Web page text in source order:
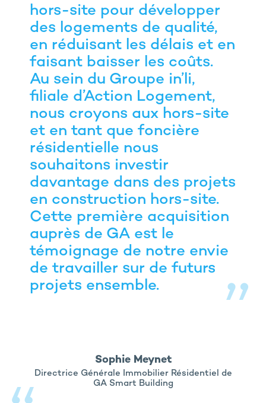
hors-site pour développer
des logements de qualité,
en réduisant les délais et en
faisant baisser les coûts.
Au sein du Groupe in’li,
filiale d’Action Logement,
nous croyons aux hors-site
et en tant que foncière
résidentielle nous
souhaitons investir
davantage dans des projets
en construction hors-site.
Cette première acquisition
auprès de GA est le
témoignage de notre envie
de travailler sur de futurs
projets ensemble.
Sophie Meynet
Directrice Générale Immobilier Résidentiel de
GA Smart Building